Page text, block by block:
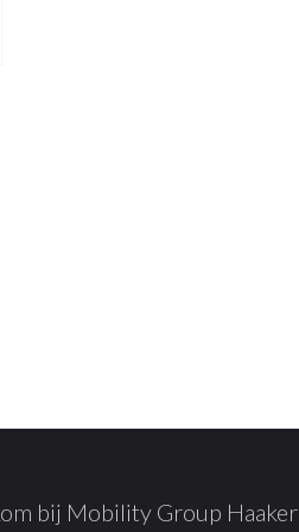
bij Mobility Group Haaker